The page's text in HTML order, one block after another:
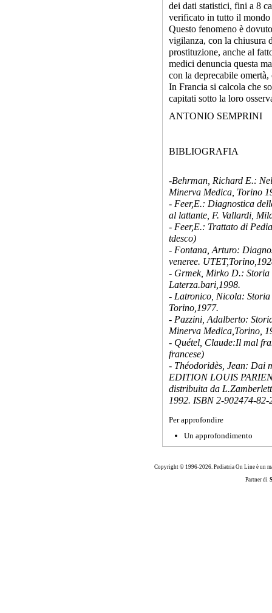
dei dati statistici, fini a 8
verificato in tutto il
Questo fenomeno è
vigilanza, con la chiusura
prostituzione, anche al
medici denuncia questa
con la deprecabile
In Francia si calcola che
capitati sotto la loro
ANTONIO SEMPRINI
BIBLIOGRAFIA
-Behrman, Richard E.:
Minerva Medica, Torino
- Feer,E.: Diagnostica
al lattante, F. Vallardi,
- Feer,E.: Trattato di
tdesco)
- Fontana, Arturo:
veneree.
- Grmek, Mirko D.: Storia
Laterza.bari,1998.
- Latronico, Nicola:
Torino,1977.
- Pazzini, Adalberto:
Minerva Medica,Torino,
- Quétel, Claude:Il mal
francese)
- Théodoridès, Jean: Dai
EDITION LOUIS
distribuita da
1992. ISBN 2-902474-82-
Per approfondire
Un approfondimento
Copyright © 1996-2026. Pediatria On Line è un
Partner di